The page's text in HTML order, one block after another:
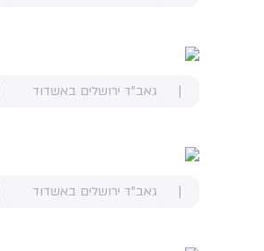
גאב"ד ירושלים באשדוד
גאב"ד ירושלים באשדוד